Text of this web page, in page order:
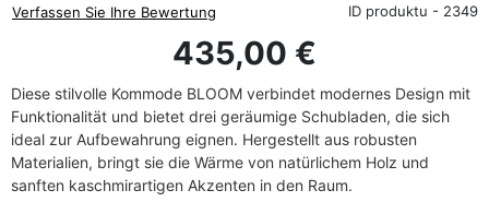
Verfassen Sie Ihre Bewertung ID produktu - 2349
435,00 €
Diese stilvolle Kommode BLOOM verbindet modernes Design mit
Funktionalität und bietet drei geräumige Schubladen, die sich
ideal zur Aufbewahrung eignen. Hergestellt aus robusten
Materialien, bringt sie die Wärme von natürlichem Holz und
sanften kaschmirartigen Akzenten in den Raum.